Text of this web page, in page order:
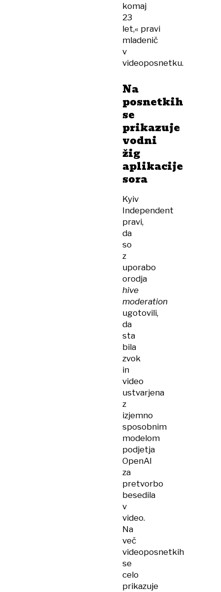
komaj
23
let,« pravi
mladenič
v
videoposnetku.
Na
posnetkih
se
prikazuje
vodni
žig
aplikacije
sora
Kyiv
Independent
pravi,
da
so
z
uporabo
orodja
hive
moderation
ugotovili,
da
sta
bila
zvok
in
video
ustvarjena
z
izjemno
sposobnim
modelom
podjetja
OpenAI
za
pretvorbo
besedila
v
video.
Na
več
videoposnetkih
se
celo
prikazuje